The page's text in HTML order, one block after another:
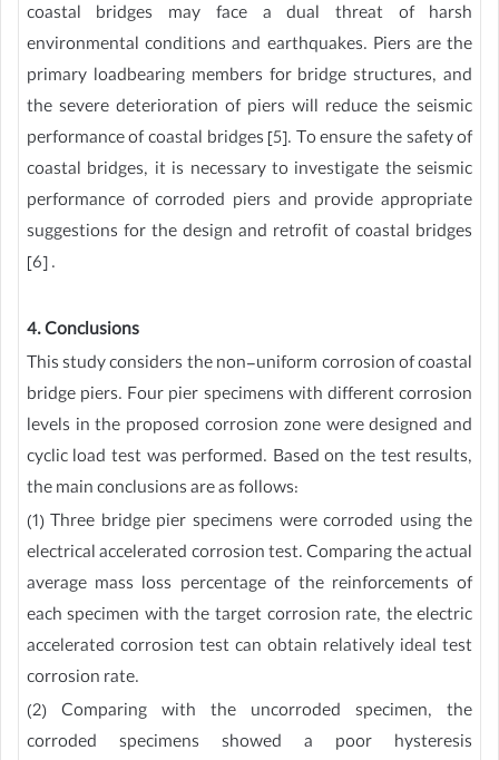
coastal bridges may face a dual threat of harsh
environmental conditions and earthquakes. Piers are the
primary loadbearing members for bridge structures, and
the severe deterioration of piers will reduce the seismic
performance of coastal bridges [5]. To ensure the safety of
coastal bridges, it is necessary to investigate the seismic
performance of corroded piers and provide appropriate
suggestions for the design and retrofit of coastal bridges
[6] .
4. Conclusions
This study considers the non-uniform corrosion of coastal
bridge piers. Four pier specimens with different corrosion
levels in the proposed corrosion zone were designed and
cyclic load test was performed. Based on the test results,
the main conclusions are as follows:
(1) Three bridge pier specimens were corroded using the
electrical accelerated corrosion test. Comparing the actual
average mass loss percentage of the reinforcements of
each specimen with the target corrosion rate, the electric
accelerated corrosion test can obtain relatively ideal test
corrosion rate.
(2) Comparing with the uncorroded specimen, the
corroded specimens showed a poor hysteresis